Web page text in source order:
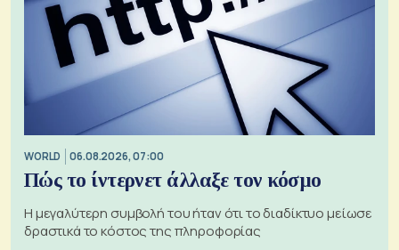
WORLD 06.08.2026, 07:00
Πώς το ίντερνετ άλλαξε τον κόσμο
Η μεγαλύτερη συμβολή του ήταν ότι το διαδίκτυο μείωσε
δραστικά το κόστος της πληροφορίας